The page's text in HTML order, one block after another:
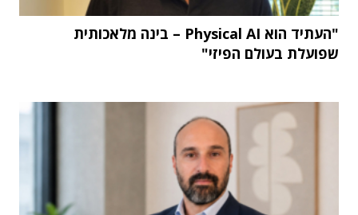
"העתיד הוא Physical AI – בינה מלאכותית
שפועלת בעולם הפיזי"